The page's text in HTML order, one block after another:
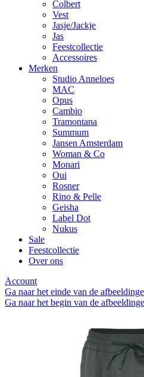
Colbert
Vest
Jasje/Jackje
Jas
Feestcollectie
Accessoires
Merken
Studio Anneloes
MAC
Opus
Cambio
Tramontana
Summum
Jansen Amsterdam
Woman & Co
Monari
Oui
Rosner
Rino & Pelle
Geisha
Label Dot
Nukus
Sale
Feestcollectie
Over ons
Account
Ga naar het einde van de
Ga naar het begin van de